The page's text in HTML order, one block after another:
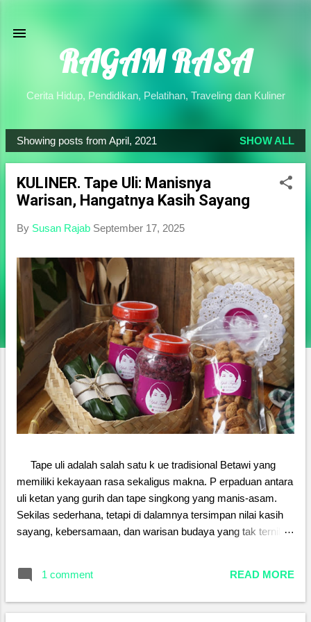
RAGAM RASA
Cerita Hidup, Pendidikan, Pelatihan, Traveling dan Kuliner
P
o
Showing posts from April, 2021 SHOW ALL
KULINER. Tape Uli: Manisnya
Warisan, Hangatnya Kasih Sayang
By Susan Rajab September 17, 2025
Tape uli adalah salah satu k ue tradisional Betawi yang
memiliki kekayaan rasa sekaligus makna. P erpaduan antara
uli ketan yang gurih dan tape singkong yang manis-asam.
Sekilas sederhana, tetapi di dalamnya tersimpan nilai kasih
sayang, kebersamaan, dan warisan budaya yang tak ternilai.
pembuatannya mengajarkan kesabaran, ketelitian, sekaligus
gempuran makanan modern, menjaga tape uli berarti
1 comment READ MORE